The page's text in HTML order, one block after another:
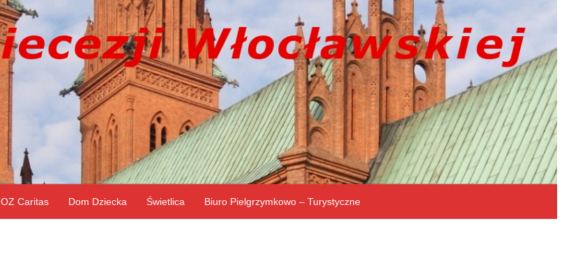
Caritas Dom Dziecka Świetlica Biuro Pielgrzymkowo – Turystyczne